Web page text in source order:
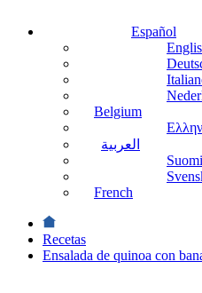
Español
Belgium
العربية
Suomi
French
Recetas
Ensalada de quinoa con